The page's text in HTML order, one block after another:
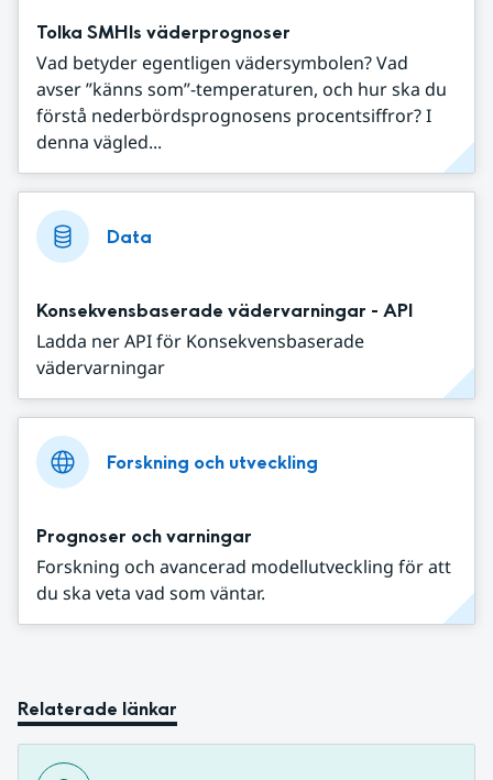
Tolka SMHIs väderprognoser
Vad betyder egentligen vädersymbolen? Vad
avser ”känns som”-temperaturen, och hur ska du
förstå nederbördsprognosens procentsiffror? I
denna vägled...
Data
Konsekvensbaserade vädervarningar - API
Ladda ner API för Konsekvensbaserade
vädervarningar
Forskning och utveckling
Prognoser och varningar
Forskning och avancerad modellutveckling för att
du ska veta vad som väntar.
Relaterade länkar